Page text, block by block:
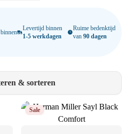
het gebruik van een minimale
concessies te doen aan kwaliteit of
keuze voor een moderne
binnen
Levertijd binnen
1-5 werkdagen
Ruime bedenktijd
van90 dagen
& sorteren
Sale